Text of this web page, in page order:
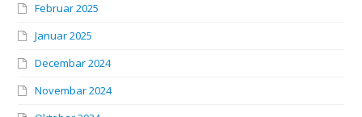
Februar 2025
Januar 2025
Decembar 2024
Novembar 2024